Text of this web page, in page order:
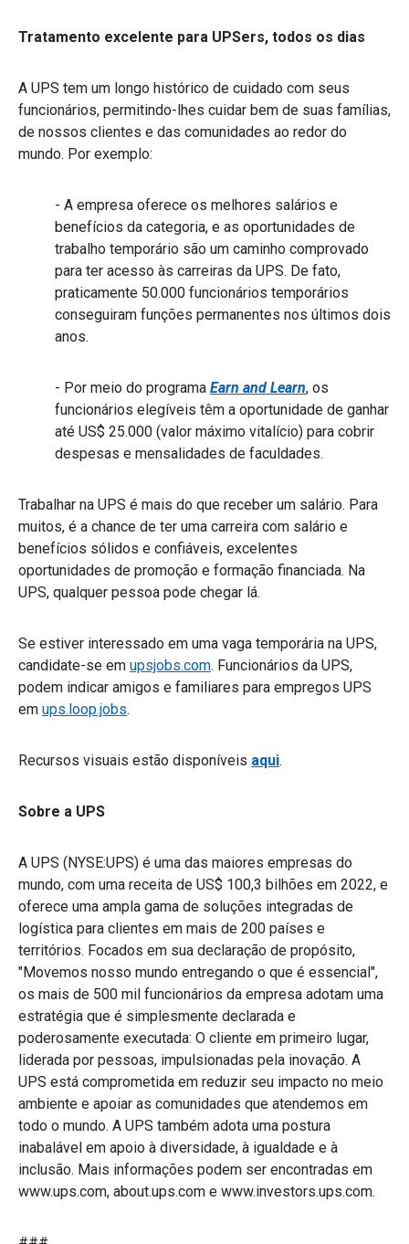
Tratamento excelente para UPSers, todos os dias
A UPS tem um longo histórico de cuidado com seus
funcionários, permitindo-lhes cuidar bem de suas famílias,
de nossos clientes e das comunidades ao redor do
mundo. Por exemplo:
- A empresa oferece os melhores salários e
benefícios da categoria, e as oportunidades de
trabalho temporário são um caminho comprovado
para ter acesso às carreiras da UPS. De fato,
praticamente 50.000 funcionários temporários
conseguiram funções permanentes nos últimos dois
anos.
- Por meio do programa Earn and Learn, os
funcionários elegíveis têm a oportunidade de ganhar
até US$ 25.000 (valor máximo vitalício) para cobrir
despesas e mensalidades de faculdades.
Trabalhar na UPS é mais do que receber um salário. Para
muitos, é a chance de ter uma carreira com salário e
benefícios sólidos e confiáveis, excelentes
oportunidades de promoção e formação financiada. Na
UPS, qualquer pessoa pode chegar lá.
Se estiver interessado em uma vaga temporária na UPS,
candidate-se em upsjobs.com. Funcionários da UPS,
podem indicar amigos e familiares para empregos UPS
em ups.loop.jobs.
Recursos visuais estão disponíveis aqui.
Sobre a UPS
A UPS (NYSE:UPS) é uma das maiores empresas do
mundo, com uma receita de US$ 100,3 bilhões em 2022, e
oferece uma ampla gama de soluções integradas de
logística para clientes em mais de 200 países e
territórios. Focados em sua declaração de propósito,
"Movemos nosso mundo entregando o que é essencial",
os mais de 500 mil funcionários da empresa adotam uma
estratégia que é simplesmente declarada e
poderosamente executada: O cliente em primeiro lugar,
liderada por pessoas, impulsionadas pela inovação. A
UPS está comprometida em reduzir seu impacto no meio
ambiente e apoiar as comunidades que atendemos em
todo o mundo. A UPS também adota uma postura
inabalável em apoio à diversidade, à igualdade e à
inclusão. Mais informações podem ser encontradas em
www.ups.com, about.ups.com e www.investors.ups.com.